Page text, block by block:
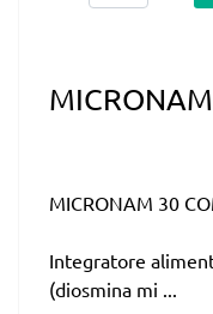
MICRONAM 30
Integratore
(diosmina mi ...